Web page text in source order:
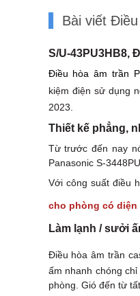
Bài viết
S/U-43PU3HB8,
Điều hòa âm trần
kiệm điện sử dụng
2023.
Thiết kế phẳng,
Từ trước đến nay
Panasonic S-
Với công suất điều
cho phòng có
Làm lạnh / sưởi
Điều hòa âm trần
ấm nhanh chóng
phòng. Gió đến từ